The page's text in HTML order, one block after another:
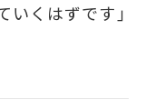
くはずです」